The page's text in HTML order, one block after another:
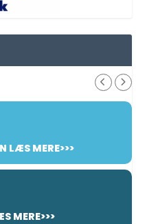
LÆS MERE>>>
MERE>>>